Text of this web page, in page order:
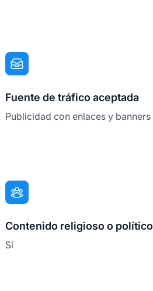
Fuente de tráfico aceptada
Publicidad con enlaces y banners
Contenido religioso o político
Sí